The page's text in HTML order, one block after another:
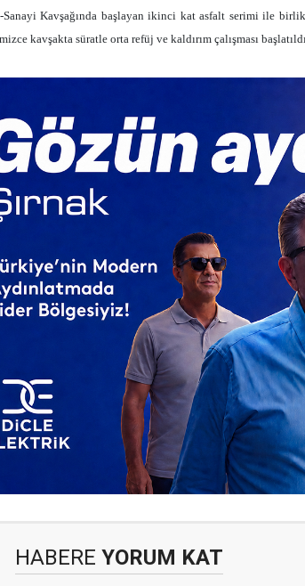
Sanayi Kavşağında başlayan ikinci kat asfalt serimi ile
kavşakta süratle orta refüj ve kaldırım çalışması
HABERE YORUM KAT